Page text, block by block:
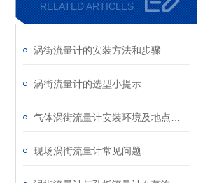
RELATED ARTICLES
涡街流量计的安装方法和步骤
涡街流量计的选型小提示
现场涡街流量计常见问题